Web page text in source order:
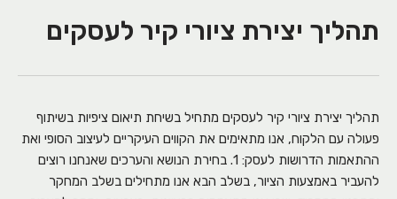
תהליך יצירת ציורי קיר לעסקים
תהליך יצירת ציורי קיר לעסקים מתחיל בשיחת תיאום ציפיות בשיתוף
פעולה עם הלקוח, אנו מתאימים את הקווים העיקריים לעיצוב הסופי ואת
ההתאמות הדרושות לעסק: 1. בחירת הנושא והערכים שאנחנו רוצים
להעביר באמצעות הציור, בשלב הבא אנו מתחילים בשלב המחקר